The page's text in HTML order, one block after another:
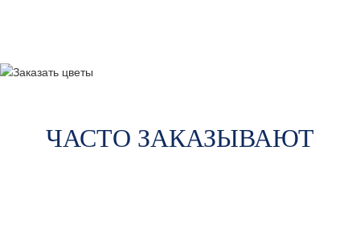
ЧАСТО ЗАКАЗЫВАЮТ